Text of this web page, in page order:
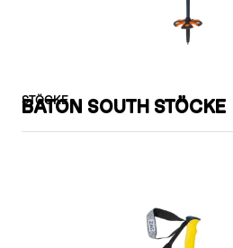
STÖCKE
BATON SOUTH STÖCKE